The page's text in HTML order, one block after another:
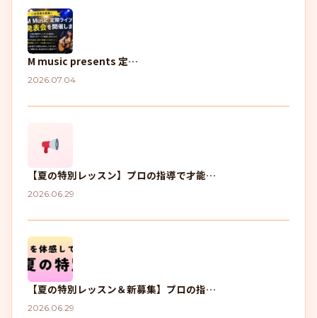
M music presents 定…
2026.07.04
【夏の特別レッスン】プロの指導で才能…
2026.06.29
【夏の特別レッスン＆新募集】プロの指…
2026.06.29